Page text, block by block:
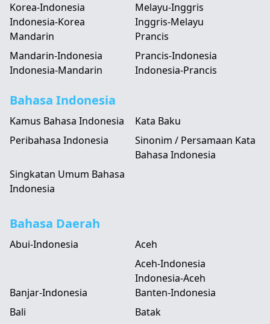
Korea-Indonesia
Indonesia-Korea
Melayu-Inggris
Inggris-Melayu
Mandarin
Mandarin-Indonesia
Indonesia-Mandarin
Prancis
Prancis-Indonesia
Indonesia-Prancis
Bahasa Indonesia
Kamus Bahasa Indonesia
Kata Baku
Peribahasa Indonesia
Sinonim / Persamaan Kata
Bahasa Indonesia
Singkatan Umum Bahasa
Indonesia
Bahasa Daerah
Abui-Indonesia
Aceh
Aceh-Indonesia
Indonesia-Aceh
Banjar-Indonesia
Banten-Indonesia
Bali
Batak